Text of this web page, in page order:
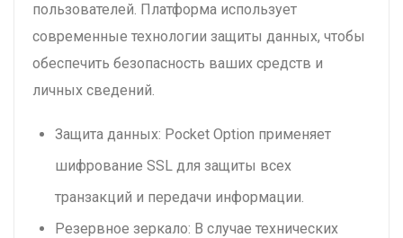
пользователей. Платформа использует
современные технологии защиты данных, чтобы
обеспечить безопасность ваших средств и
личных сведений.
Защита данных: Pocket Option применяет
шифрование SSL для защиты всех
транзакций и передачи информации.
Резервное зеркало: В случае технических